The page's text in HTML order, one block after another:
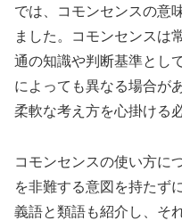
では、コモンセンスの意
ました。コモンセンスは
通の知識や判断基準とし
によっても異なる場合が
柔軟な考え方を心掛ける
コモンセンスの使い方に
を非難する意図を持たず
義語と類語も紹介し、そ